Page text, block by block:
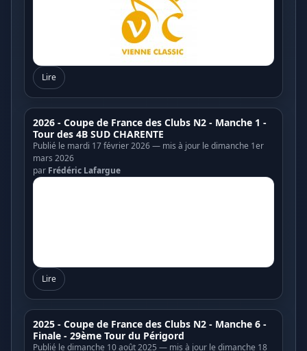
Lire
2026 - Coupe de France des Clubs N2 - Manche 1 -
Tour des 4B SUD CHARENTE
Publié le mardi 17 février 2026 — mis à jour le dimanche 1er
mars 2026
par Frédéric Lafargue
Lire
2025 - Coupe de France des Clubs N2 - Manche 6 -
Finale - 29ème Tour du Périgord
Publié le dimanche 10 août 2025 — mis à jour le dimanche 18